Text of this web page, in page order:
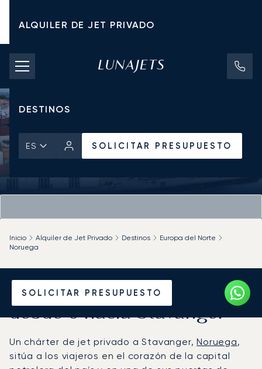
ALQUILER DE JET PRIVADO
TARIFAS DE CHÁRTER
JETS PRIVADOS
DESTINOS
ES SOLICITAR PRESUPUESTO
SOLICITAR PRESUPUESTO
Inicio Alquiler de Jet Privado Destinos
Europa del Norte
Noruega
Alquile un Jet Privado
desde o hacia Stavanger
Un chárter de jet privado a Stavanger,Noruega,
sitúa a los viajeros en el corazón de la capital